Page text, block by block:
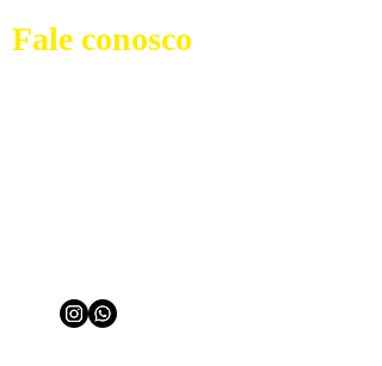
Fale conosco